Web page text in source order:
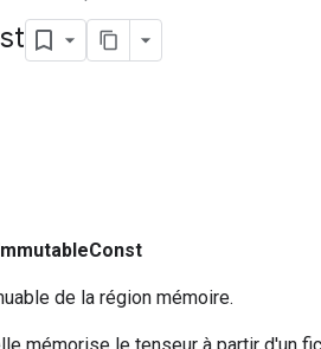
de la région mémoire.